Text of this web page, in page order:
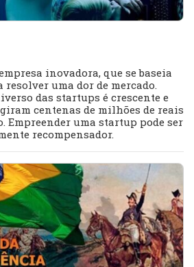
inovadora, que se baseia
uma dor de mercado.
das startups é crescente e
centenas de milhões de reais
Empreender uma startup pode ser
recompensador.